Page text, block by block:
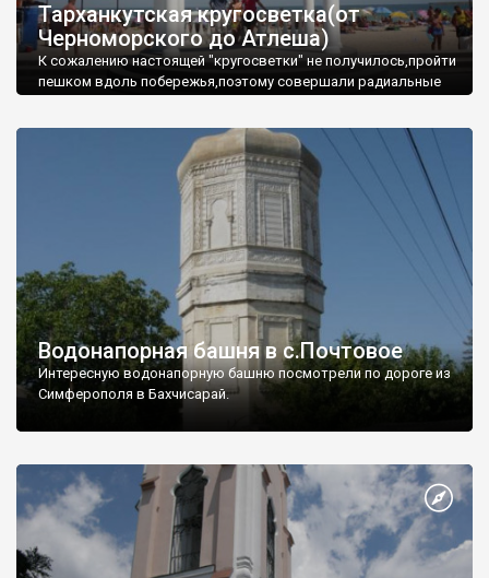
Тарханкутская кругосветка(от
Черноморского до Атлеша)
К сожалению настоящей "кругосветки" не получилось,пройти
пешком вдоль побережья,поэтому совершали радиальные
Водонапорная башня в с.Почтовое
Интересную водонапорную башню посмотрели по дороге из
Симферополя в Бахчисарай.